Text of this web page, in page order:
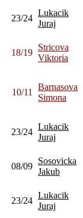
23/24
Lukacik
Juraj
18/19
Stricova
Viktoria
10/11
Barnasova
Simona
23/24
Lukacik
Juraj
08/09
Sosovicka
Jakub
23/24
Lukacik
Juraj